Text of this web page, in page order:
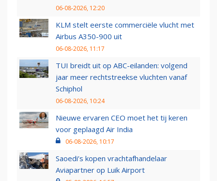
06-08-2026, 12:20
KLM stelt eerste commerciële vlucht met
Airbus A350-900 uit
06-08-2026, 11:17
TUI breidt uit op ABC-eilanden: volgend
jaar meer rechtstreekse vluchten vanaf
Schiphol
06-08-2026, 10:24
Nieuwe ervaren CEO moet het tij keren
voor geplaagd Air India
06-08-2026, 10:17
Saoedi’s kopen vrachtafhandelaar
Aviapartner op Luik Airport